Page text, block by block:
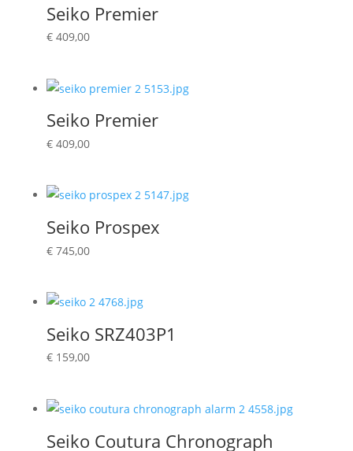
Seiko Premier
€409,00
Seiko Premier
€409,00
Seiko Prospex
€745,00
Seiko SRZ403P1
€159,00
Seiko Coutura Chronograph